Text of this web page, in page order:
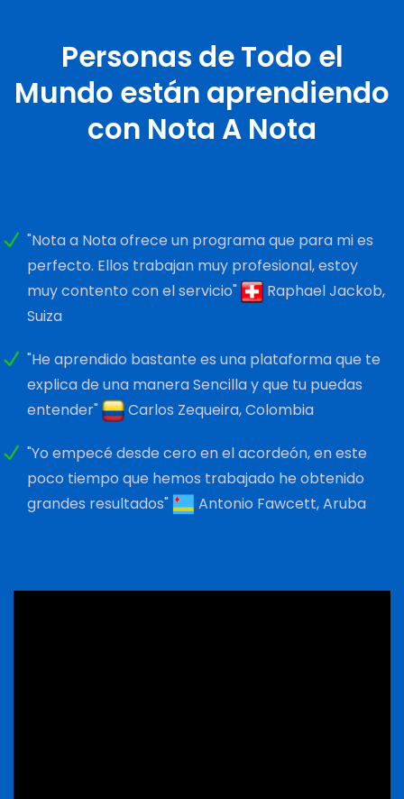
Personas de Todo el
Mundo están aprendiendo
con Nota A Nota
"Nota a Nota ofrece un programa que para mi es
perfecto. Ellos trabajan muy profesional, estoy
muy contento con el servicio"
Raphael Jackob,
Suiza
"He aprendido bastante es una plataforma que te
explica de una manera Sencilla y que tu puedas
entender"
Carlos Zequeira, Colombia
"Yo empecé desde cero en el acordeón, en este
poco tiempo que hemos trabajado he obtenido
grandes resultados"
Antonio Fawcett, Aruba